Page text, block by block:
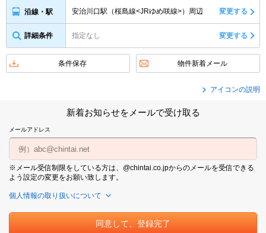
沿線・駅 安治川口駅（桜島線<JRゆめ咲線>）周辺 変更する
詳細条件 指定なし 変更する
条件保存 物件新着メール
アイコンの説明
新着お知らせをメールで受け取る
メールアドレス
※メール受信制限をしている方は、@chintai.co.jpからのメールを受信できる
よう設定の変更をお願い致します。
個人情報の取り扱いについて